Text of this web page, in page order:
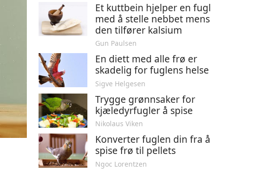
Et kuttbein hjelper en fugl
med å stelle nebbet mens
den tilfører kalsium
Gun Paulsen
En diett med alle frø er
skadelig for fuglens helse
Sigve Helgesen
Trygge grønnsaker for
kjæledyrfugler å spise
Nikolaus Viken
Konverter fuglen din fra å
spise frø til pellets
Ngoc Lorentzen